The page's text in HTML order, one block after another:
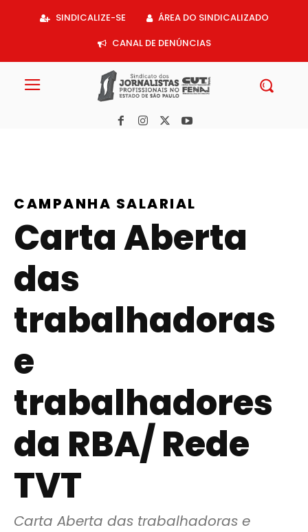
SINDICALIZE-SE
ÁREA DO SINDICALIZADO
CANAL DE DENÚNCIAS
CAMPANHA SALARIAL
Carta Aberta
das
trabalhadoras
e
trabalhadores
da RBA/ Rede
TVT
Carta Aberta das trabalhadoras e